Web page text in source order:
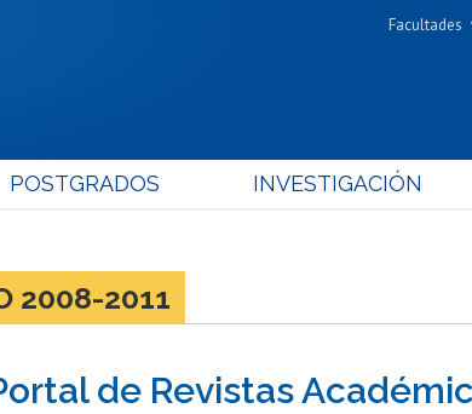
Facultades
Cs.
Cs.
Estudios
POSTGRADOS INVESTIGACIÓN
2008-2011
de Revistas